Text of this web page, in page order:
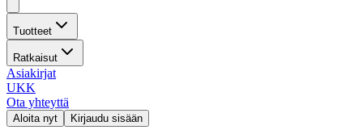
Tuotteet
Ratkaisut
Asiakirjat
UKK
Ota yhteyttä
Aloita nyt Kirjaudu sisään